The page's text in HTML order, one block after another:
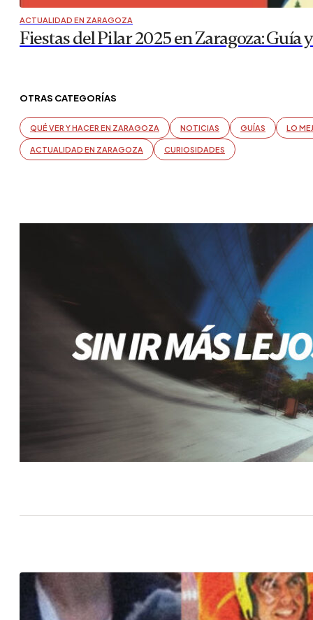
ACTUALIDAD EN ZARAGOZA
Fiestas del Pilar 2025 en Zaragoza: Guía
OTRAS CATEGORÍAS
QUÉ VER Y HACER EN ZARAGOZA NOTICIAS GUÍAS LO
ACTUALIDAD EN ZARAGOZA CURIOSIDADES